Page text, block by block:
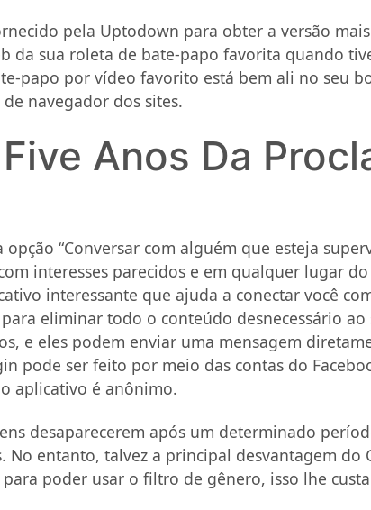
pela Uptodown para obter a versão
da sua roleta de bate-papo favorita quando
papo por vídeo favorito está bem ali no seu
navegador dos sites.
Anos Da
“Conversar com alguém que esteja
interesses parecidos e em qualquer lugar
interessante que ajuda a conectar você
eliminar todo o conteúdo desnecessário ao
e eles podem enviar uma mensagem
pode ser feito por meio das contas do
aplicativo é anônimo.
desaparecerem após um determinado
entanto, talvez a principal desvantagem do
poder usar o filtro de gênero, isso lhe